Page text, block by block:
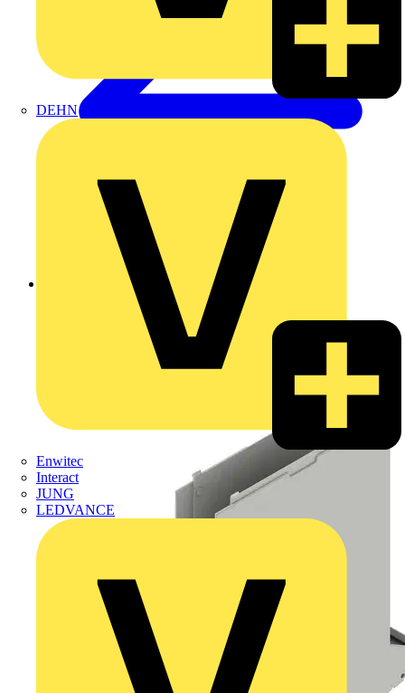
DEHN
Enwitec
Interact
JUNG
LEDVANCE
Zurück zu Produkte